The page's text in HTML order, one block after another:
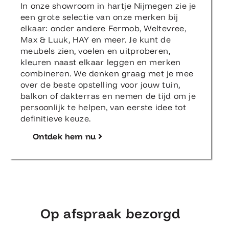
In onze showroom in hartje Nijmegen zie je
een grote selectie van onze merken bij
elkaar: onder andere Fermob, Weltevree,
Max & Luuk, HAY en meer. Je kunt de
meubels zien, voelen en uitproberen,
kleuren naast elkaar leggen en merken
combineren. We denken graag met je mee
over de beste opstelling voor jouw tuin,
balkon of dakterras en nemen de tijd om je
persoonlijk te helpen, van eerste idee tot
definitieve keuze.
Ontdek hem nu
Op afspraak bezorgd